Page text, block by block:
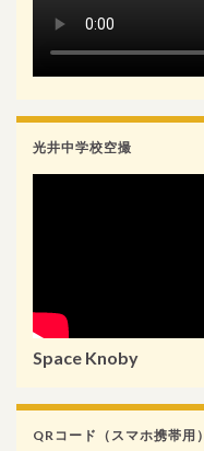
光井中学校空撮
Space Knoby
QRコード（スマホ携帯用）